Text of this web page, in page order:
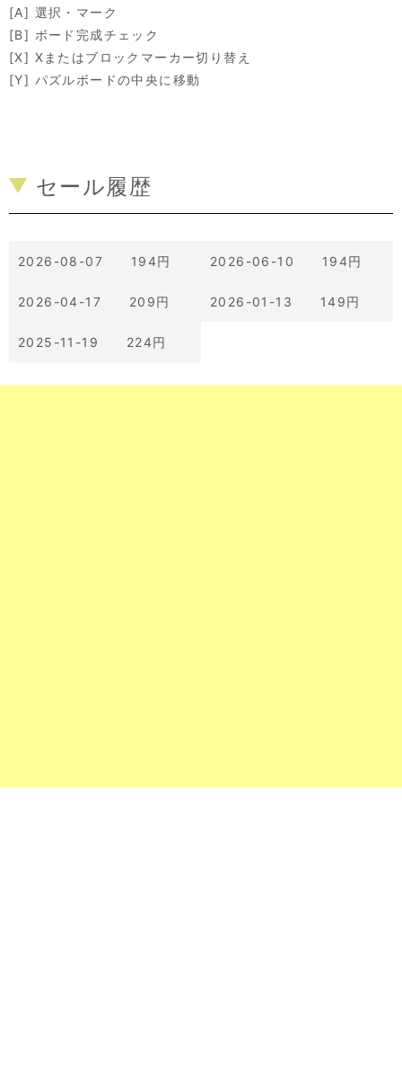
[A] 選択・マーク
[B] ボード完成チェック
[X] Xまたはブロックマーカー切り替え
[Y] パズルボードの中央に移動
セール履歴
2026-08-07 194円 2026-06-10 194円
2026-04-17 209円 2026-01-13 149円
2025-11-19 224円